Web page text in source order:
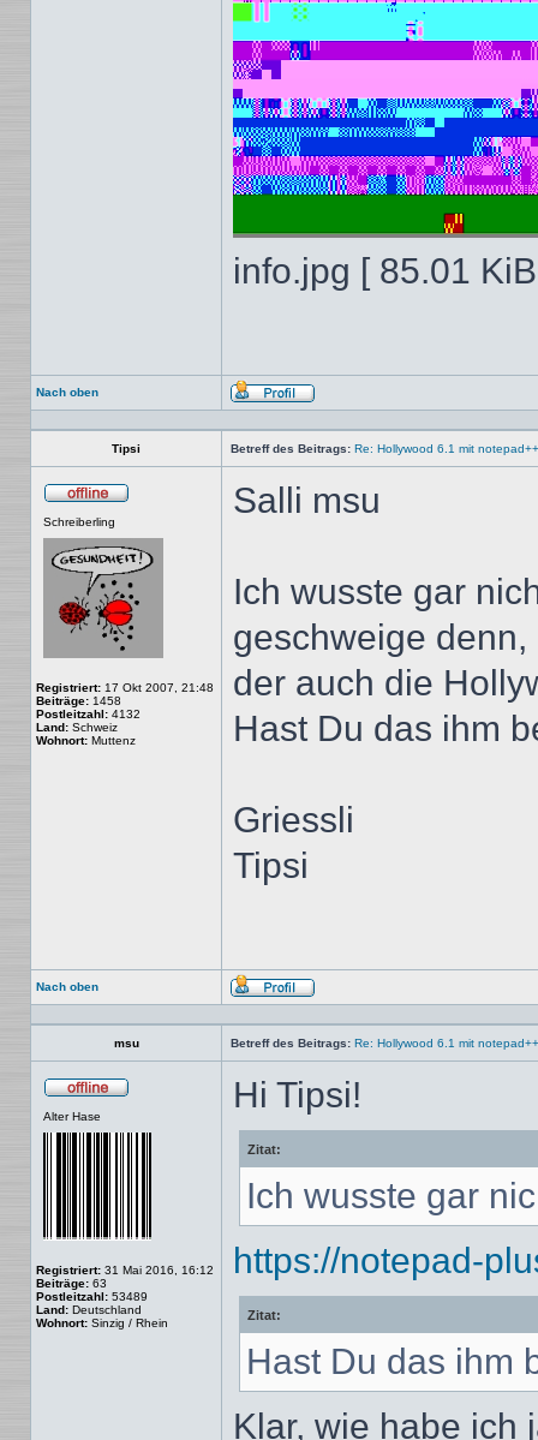
info.jpg [ 85.01
Nach oben
Profil
Tipsi Betreff des Beitrags: Re: Hollywood 6.1 mit notepad++
Schreiberling
Registriert: 17 Okt 2007, 21:48
Beiträge: 1458
Postleitzahl: 4132
Land: Schweiz
Wohnort: Muttenz
Salli msu
Ich wusste gar
geschweige
der auch die
Hast Du das ihm
Griessli
Tipsi
Nach oben
Profil
msu Betreff des Beitrags: Re: Hollywood 6.1 mit notepad++
Alter Hase
Registriert: 31 Mai 2016, 16:12
Beiträge: 63
Postleitzahl: 53489
Land: Deutschland
Wohnort: Sinzig / Rhein
Hi Tipsi!
Zitat:
Ich wusste gar
https://notepad-
Zitat:
Hast Du das ihm
Klar, wie habe ich